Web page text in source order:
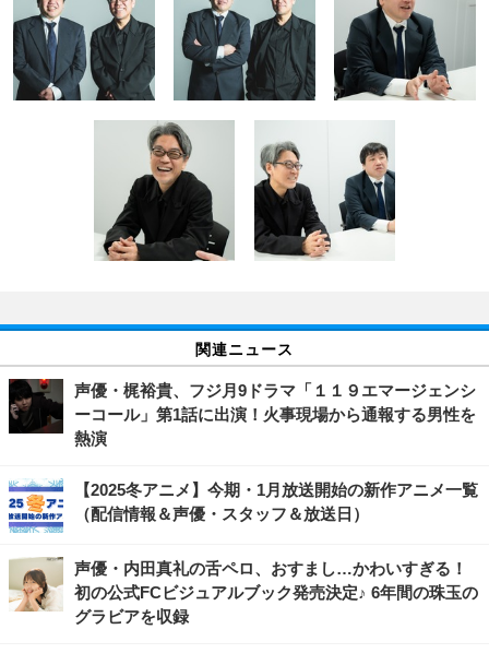
関連ニュース
声優・梶裕貴、フジ月9ドラマ「１１９エマージェンシ
ーコール」第1話に出演！火事現場から通報する男性を
熱演
【2025冬アニメ】今期・1月放送開始の新作アニメ一覧
（配信情報＆声優・スタッフ＆放送日）
声優・内田真礼の舌ペロ、おすまし…かわいすぎる！
初の公式FCビジュアルブック発売決定♪ 6年間の珠玉の
グラビアを収録